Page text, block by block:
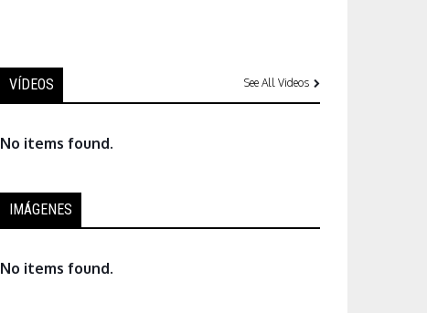
VÍDEOS See All Videos
No items found.
IMÁGENES
No items found.